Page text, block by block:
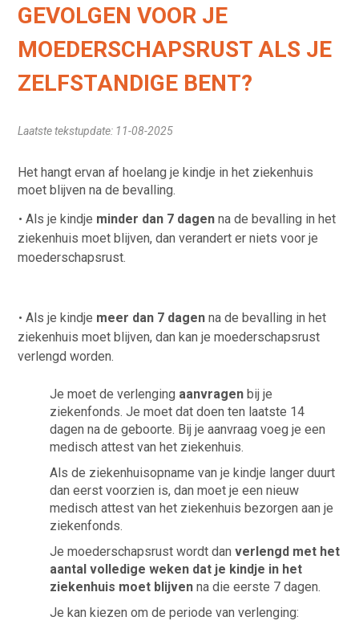
GEVOLGEN VOOR JE
MOEDERSCHAPSRUST ALS JE
ZELFSTANDIGE BENT?
Laatste tekstupdate: 11-08-2025
Het hangt ervan af hoelang je kindje in het ziekenhuis
moet blijven na de bevalling.
Als je kindje minder dan 7 dagen na de bevalling in het
ziekenhuis moet blijven, dan verandert er niets voor je
moederschapsrust.
Als je kindje meer dan 7 dagen na de bevalling in het
ziekenhuis moet blijven, dan kan je moederschapsrust
verlengd worden.
Je moet de verlenging aanvragen bij je
ziekenfonds. Je moet dat doen ten laatste 14
dagen na de geboorte. Bij je aanvraag voeg je een
medisch attest van het ziekenhuis.
Als de ziekenhuisopname van je kindje langer duurt
dan eerst voorzien is, dan moet je een nieuw
medisch attest van het ziekenhuis bezorgen aan je
ziekenfonds.
Je moederschapsrust wordt danverlengd met het
aantal volledige weken dat je kindje in het
ziekenhuis moet blijven na die eerste 7 dagen.
Je kan kiezen om de periode van verlenging: